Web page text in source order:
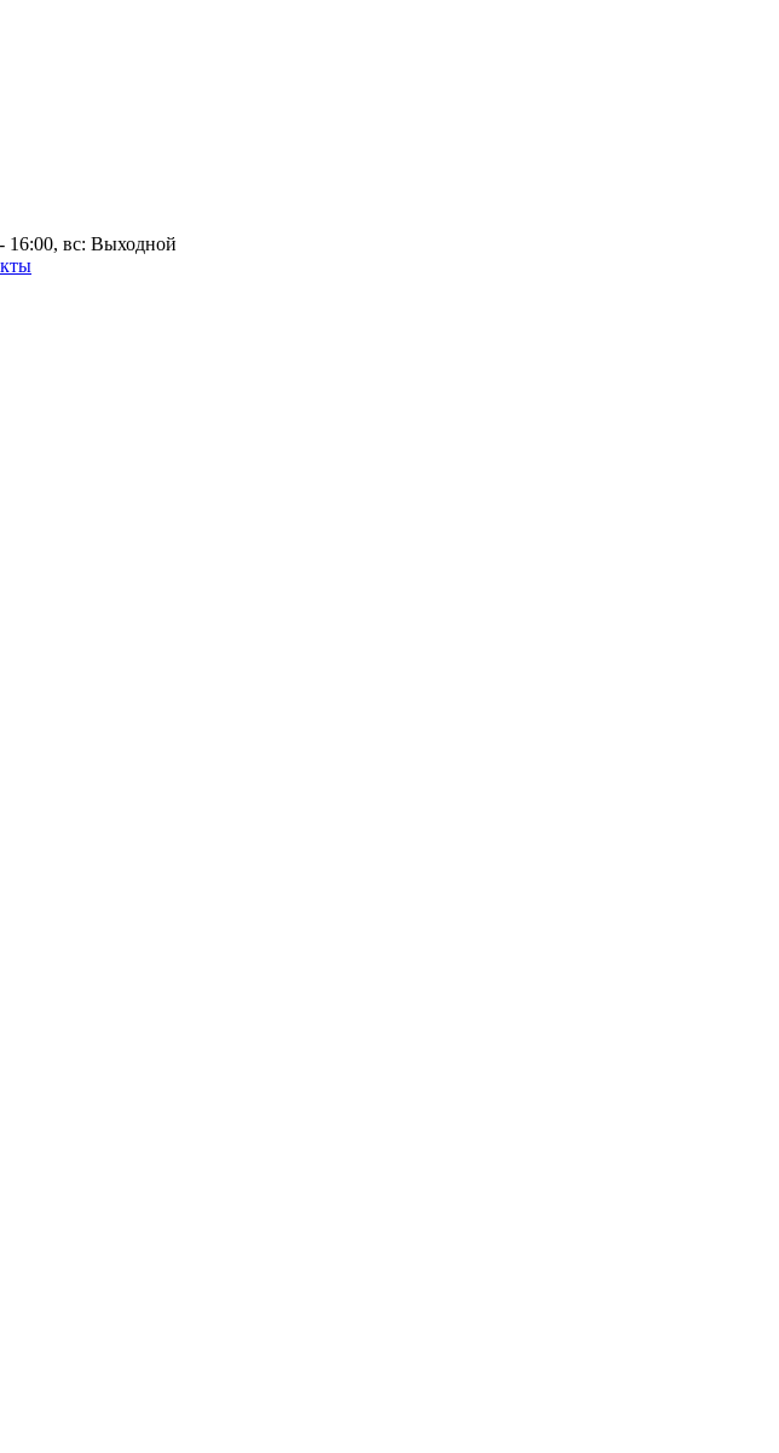
16:00, вс: Выходной